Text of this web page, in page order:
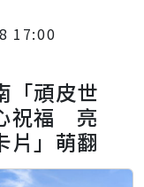
17:00
「頑皮世
祝福 亮
片」萌翻